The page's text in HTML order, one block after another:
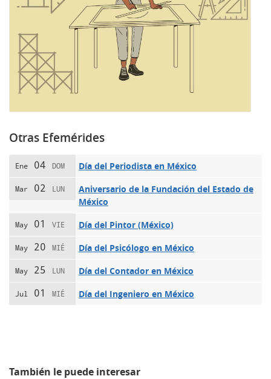
Otras Efemérides
Ene 04 DOM Día del Periodista en México
Mar 02 LUN
Aniversario de la Fundación del Estado de
México
May 01 VIE Día del Pintor (México)
May 20 MIÉ Día del Psicólogo en México
May 25 LUN Día del Contador en México
Jul 01 MIÉ Día del Ingeniero en México
También le puede interesar